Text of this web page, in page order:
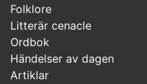
Folklore
Litterär cenacle
Ordbok
Händelser av dagen
Artiklar